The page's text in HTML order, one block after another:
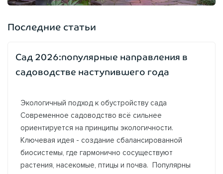
Последние статьи
Сад 2026:популярные направления в
садоводстве наступившего года
Экологичный подход к обустройству сада
Современное садоводство всё сильнее
ориентируется на принципы экологичности.
Ключевая идея - создание сбалансированной
биосистемы, где гармонично сосуществуют
растения, насекомые, птицы и почва. Популярны